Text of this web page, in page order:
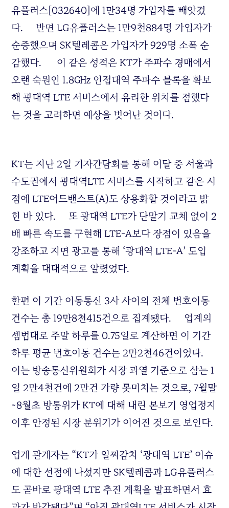
유플러스[032640]에 1만34명 가입자를 빼앗겼
다. 반면 LG유플러스는 1만9천884명 가입자가
순증했으며 SK텔레콤은 가입자가 929명 소폭 순
감했다. 이 같은 성적은 KT가 주파수 경매에서
오랜 숙원인 1.8㎓ 인접대역 주파수 블록을 확보
해 광대역 LTE 서비스에서 유리한 위치를 점했다
는 것을 고려하면 예상을 벗어난 것이다.
KT는 지난 2일 기자간담회를 통해 이달 중 서울과
수도권에서 광대역LTE 서비스를 시작하고 같은 시
점에 LTE어드밴스트(A)도 상용화할 것이라고 밝
힌 바 있다. 또 광대역 LTE가 단말기 교체 없이 2
배 빠른 속도를 구현해 LTE-A보다 장점이 있음을
강조하고 지면 광고를 통해 ‘광대역 LTE-A’ 도입
계획을 대대적으로 알렸었다.
한편 이 기간 이동통신 3사 사이의 전체 번호이동
건수는 총 19만8천415건으로 집계됐다. 업계의
셈법대로 주말 하루를 0.75일로 계산하면 이 기간
하루 평균 번호이동 건수는 2만2천46건이었다.
이는 방송통신위원회가 시장 과열 기준으로 삼는 1
일 2만4천건에 2만건 가량 못미치는 것으로, 7월말
~8월초 방통위가 KT에 대해 내린 본보기 영업정지
이후 안정된 시장 분위기가 이어진 것으로 보인다.
업계 관계자는 “KT가 일찌감치 ‘광대역 LTE’ 이슈
에 대한 선점에 나섰지만 SK텔레콤과 LG유플러스
도 곧바로 광대역 LTE 추진 계획을 발표하면서 효